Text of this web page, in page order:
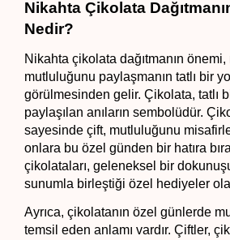
Nikahta Çikolata
Nedir?
Nikahta çikolata dağıtmanın
mutluluğunu paylaşmanın tatlı bir
görülmesinden gelir. Çikolata, tatlı
paylaşılan anıların sembolüdür.
sayesinde çift, mutluluğunu
onlara bu özel günden bir hatıra
çikolataları, geleneksel bir
sunumla birleştiği özel hediyeler
Ayrıca, çikolatanın özel günlerde
temsil eden anlamı vardır. Çiftler,